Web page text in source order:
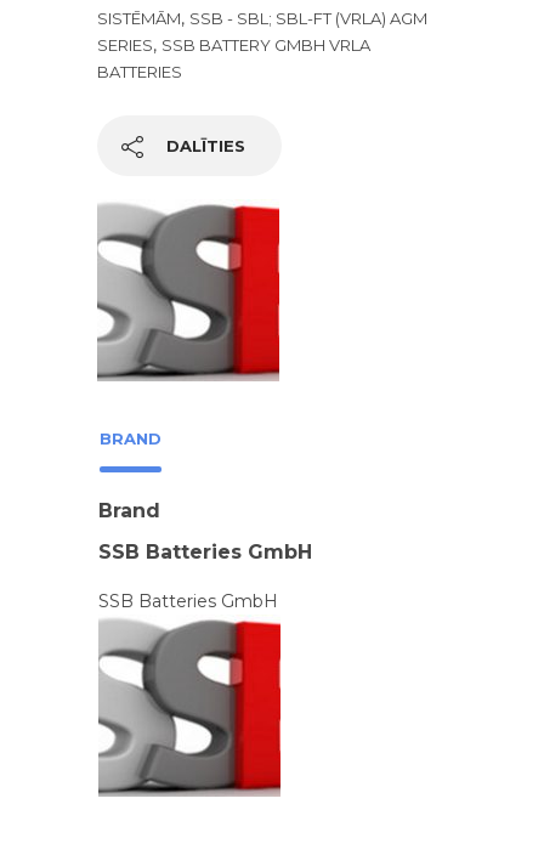
SISTĒMĀM, SSB - SBL; SBL-FT (VRLA) AGM
SERIES, SSB BATTERY GMBH VRLA
BATTERIES
DALĪTIES
BRAND
Brand
SSB Batteries GmbH
SSB Batteries GmbH